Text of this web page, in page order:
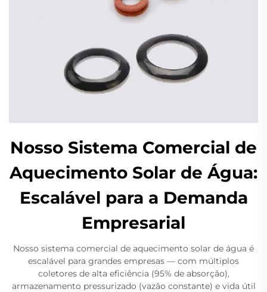
Nosso Sistema Comercial de
Aquecimento Solar de Água:
Escalável para a Demanda
Empresarial
Nosso sistema comercial de aquecimento solar de água é
escalável para grandes empresas — com múltiplos
coletores de alta eficiência (95% de absorção),
armazenamento pressurizado (vazão constante) e vida útil